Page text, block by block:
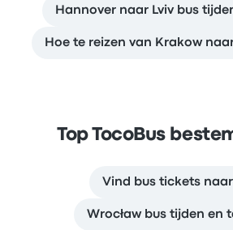
Hannover naar Lviv bus
Hoe te reizen van Krakow
Top TocoBus
Vind bus tickets
Wrocław bus tijden en